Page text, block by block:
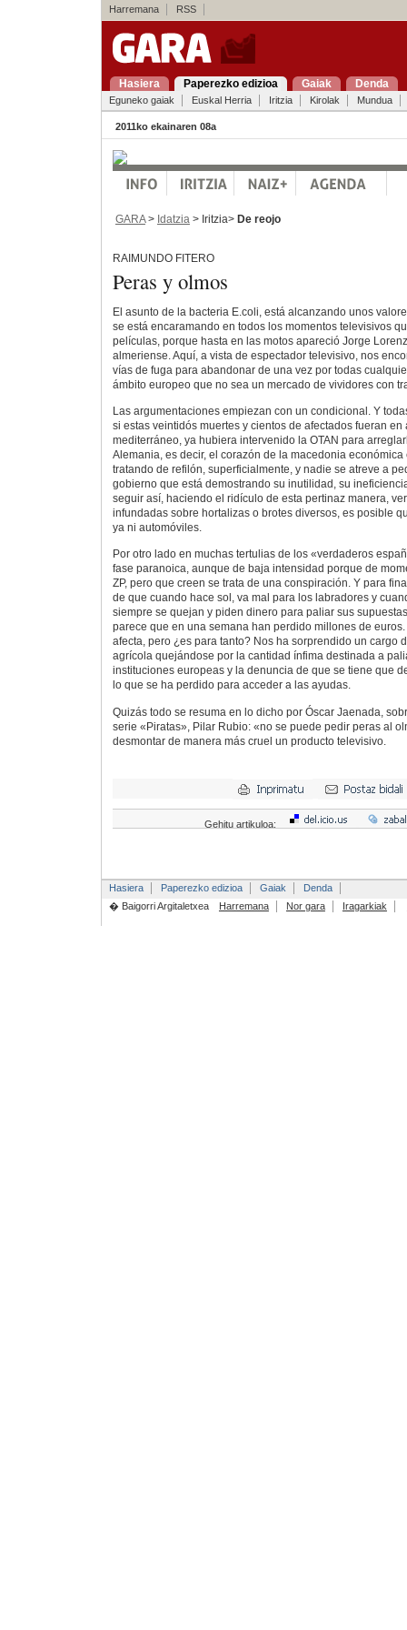
Harremana RSS
Hasiera Paperezko edizioa Gaiak Denda
Eguneko gaiak Euskal Herria Iritzia Kirolak Mundua
2011ko ekainaren 08a
GARA> Idatzia > Iritzia> De reojo
RAIMUNDO FITERO
Peras y olmos
El asunto de la bacteria E.coli, está alcanzando unos
se está encaramando en todos los momentos televisivos
películas, porque hasta en las motos apareció Jorge
almeriense. Aquí, a vista de espectador televisivo, nos
vías de fuga para abandonar de una vez por todas
ámbito europeo que no sea un mercado de vividores con
Las argumentaciones empiezan con un condicional. Y
si estas veintidós muertes y cientos de afectados fueran
mediterráneo, ya hubiera intervenido la OTAN para
Alemania, es decir, el corazón de la macedonia
tratando de refilón, superficialmente, y nadie se atreve a
gobierno que está demostrando su inutilidad, su
seguir así, haciendo el ridículo de esta pertinaz manera,
infundadas sobre hortalizas o brotes diversos, es posible
ya ni automóviles.
Por otro lado en muchas tertulias de los «verdaderos
fase paranoica, aunque de baja intensidad porque de
ZP, pero que creen se trata de una conspiración. Y para
de que cuando hace sol, va mal para los labradores y
siempre se quejan y piden dinero para paliar sus
parece que en una semana han perdido millones de
afecta, pero ¿es para tanto? Nos ha sorprendido un cargo
agrícola quejándose por la cantidad ínfima destinada a
instituciones europeas y la denuncia de que se tiene que
lo que se ha perdido para acceder a las ayudas.
Quizás todo se resuma en lo dicho por Óscar Jaenada,
serie «Piratas», Pilar Rubio: «no se puede pedir peras al
desmontar de manera más cruel un producto televisivo.
Gehitu artikuloa:
Hasiera Paperezko edizioa Gaiak
Denda
� Baigorri Argitaletxea
Harremana Nor gara Iragarkiak